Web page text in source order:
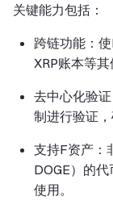
关键能力包括：
跨链功能：
XRP账本等
去中心化验
制进行验证，
支持F资产：
DOGE）的
使用。